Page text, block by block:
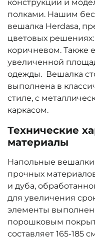
конструкции и
полками. Нашим
вешалка Herdasa,
цветовых
коричневом. Также
увеличенной
одежды. Вешалка
выполнена в
стиле, с
каркасом.
Технические
материалы
Напольные вешалки
прочных
и дуба,
для увеличения
элементы
порошковым
составляет 165-185